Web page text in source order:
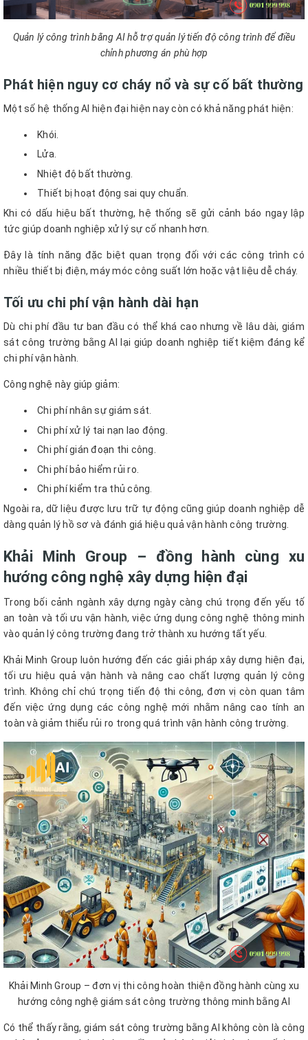
Quản lý công trình bằng AI hỗ trợ quản lý tiến độ công trình để điều
chỉnh phương án phù hợp
Phát hiện nguy cơ cháy nổ và sự cố bất thường
Một số hệ thống AI hiện đại hiện nay còn có khả năng phát hiện:
Khói.
Lửa.
Nhiệt độ bất thường.
Thiết bị hoạt động sai quy chuẩn.
Khi có dấu hiệu bất thường, hệ thống sẽ gửi cảnh báo ngay lập
tức giúp doanh nghiệp xử lý sự cố nhanh hơn.
Đây là tính năng đặc biệt quan trọng đối với các công trình có
nhiều thiết bị điện, máy móc công suất lớn hoặc vật liệu dễ cháy.
Tối ưu chi phí vận hành dài hạn
Dù chi phí đầu tư ban đầu có thể khá cao nhưng về lâu dài, giám
sát công trường bằng AI lại giúp doanh nghiệp tiết kiệm đáng kể
chi phí vận hành.
Công nghệ này giúp giảm:
Chi phí nhân sự giám sát.
Chi phí xử lý tai nạn lao động.
Chi phí gián đoạn thi công.
Chi phí bảo hiểm rủi ro.
Chi phí kiểm tra thủ công.
Ngoài ra, dữ liệu được lưu trữ tự động cũng giúp doanh nghiệp dễ
dàng quản lý hồ sơ và đánh giá hiệu quả vận hành công trường.
Khải Minh Group – đồng hành cùng xu
hướng công nghệ xây dựng hiện đại
Trong bối cảnh ngành xây dựng ngày càng chú trọng đến yếu tố
an toàn và tối ưu vận hành, việc ứng dụng công nghệ thông minh
vào quản lý công trường đang trở thành xu hướng tất yếu.
Khải Minh Group luôn hướng đến các giải pháp xây dựng hiện đại,
tối ưu hiệu quả vận hành và nâng cao chất lượng quản lý công
trình. Không chỉ chú trọng tiến độ thi công, đơn vị còn quan tâm
đến việc ứng dụng các công nghệ mới nhằm nâng cao tính an
toàn và giảm thiểu rủi ro trong quá trình vận hành công trường.
Khải Minh Group – đơn vị thi công hoàn thiện đồng hành cùng xu
hướng công nghệ giám sát công trường thông minh bằng AI
Có thể thấy rằng, giám sát công trường bằng AI không còn là công